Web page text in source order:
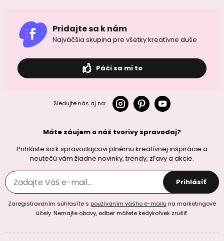
Pridajte sa k nám
Najväčšia skupina pre všetky kreatívne duše
Páči sa mi to
Sledujte nás aj na:
Máte záujem o náš tvorivy spravodaj?
Prihláste sa k spravodajcovi plnému kreatívnej inšpirácie a
neutečú vám žiadne novinky, trendy, zľavy a akcie.
Prihlásiť
Zaregistrovaním súhlasíte s používaním vášho e-mailu na marketingové
účely. Nemajte obavy, odber môžete kedykoľvek zrušiť.